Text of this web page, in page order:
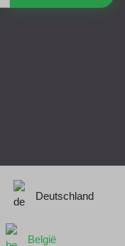
Deutschland
België